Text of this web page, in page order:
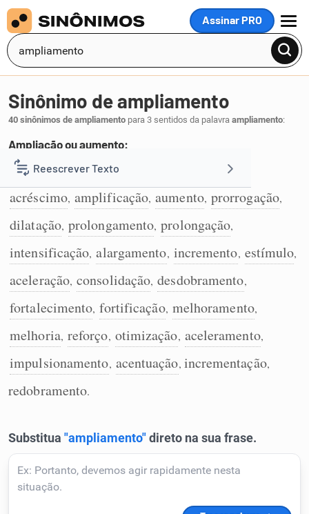
Assinar PRO
MENU
Reescrever Texto
Resumir Texto
Corrigir Texto
Detector de IA
Conexões
Caça-palavras
Sinônimo de ampliamento
40 sinônimos de ampliamento para 3 sentidos da palavra ampliamento:
Ampliação ou aumento:
1 extensão,acrescentamento acrescento
acréscimo, amplificação, aumento, prorrogação,
dilatação, prolongamento, prolongação,
intensificação, alargamento, incremento, estímulo,
aceleração, consolidação, desdobramento,
fortalecimento, fortificação, melhoramento,
melhoria, reforço, otimização, aceleramento,
impulsionamento, acentuação, incrementação,
redobramento.